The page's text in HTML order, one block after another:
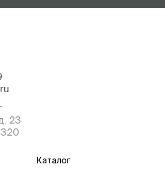
23
Каталог